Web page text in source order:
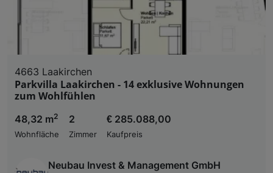
4663 Laakirchen
Parkvilla Laakirchen - 14 exklusive Wohnungen
zum Wohlfühlen
48,32 m2
Wohnfläche
2
Zimmer
€ 285.088,00
Kaufpreis
Neubau Invest & Management GmbH